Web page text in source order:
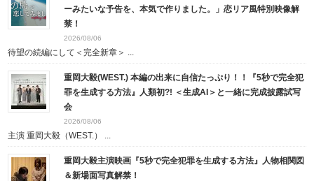
ーみたいな予告を、本気で作りました。」恋リア風特別映像解
禁！
2026/08/06
待望の続編にして＜完全新章＞ ...
重岡大毅(WEST.) 本編の出来に自信たっぷり！！『5秒で完全犯
罪を生成する方法』人類初?! ＜生成AI＞と一緒に完成披露試写
会
2026/08/06
主演 重岡大毅（WEST.） ...
重岡大毅主演映画『5秒で完全犯罪を生成する方法』人物相関図
＆新場面写真解禁！